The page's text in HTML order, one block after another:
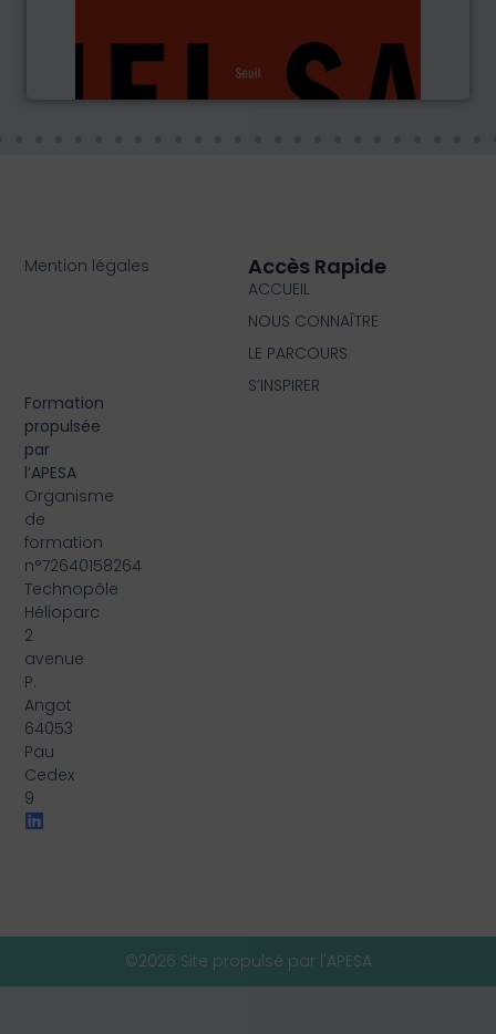
Formation
propulsée
par
l’APESA
Organisme
de
formation
n°72640158264
Technopôle
Hélioparc
2
avenue
P.
Angot
64053
Pau
Cedex
9
Accès Rapide
ACCUEIL
NOUS CONNAÎTRE
LE PARCOURS
S’INSPIRER
Mention légales
©2026 Site propulsé par l'APESA